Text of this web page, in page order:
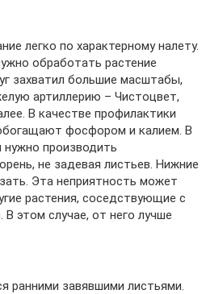
легко по характерному налету.
обработать растение
захватил большие масштабы,
артиллерию – Чистоцвет,
В качестве профилактики
фосфором и калием. В
нужно производить
не задевая листьев. Нижние
Эта неприятность может
растения, соседствующие с
этом случае, от него лучше
ранними завявшими листьями.